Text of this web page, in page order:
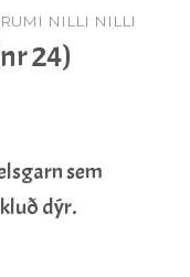
NILLI NILLI
24)
sem
dýr.